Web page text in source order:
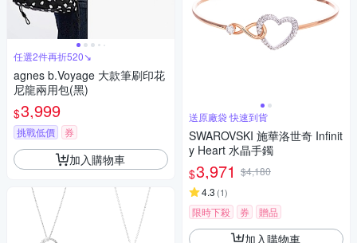
任選2件再折520↘
agnes b.Voyage 大款筆刷印花
尼龍兩用包(黑)
$3,999
挑戰低價 券
加入購物車
送原廠袋 快速到貨
SWAROVSKI 施華洛世奇 Infinit
y Heart 水晶手鐲
$3,971 $4,180
4.3 (1)
限時下殺 券 贈品
加入購物車